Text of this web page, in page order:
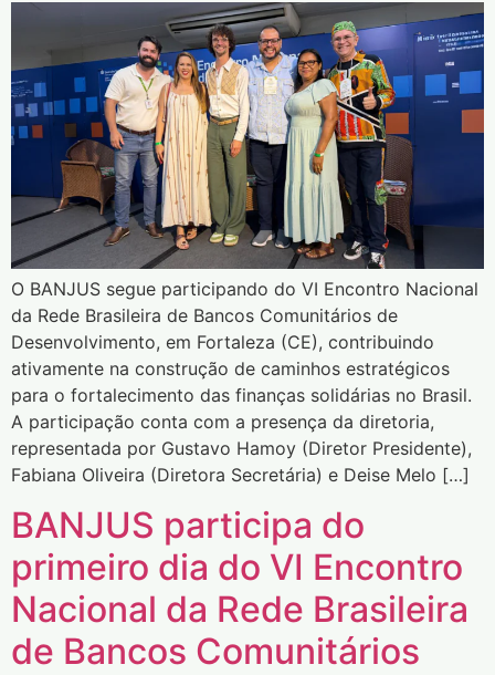
O BANJUS segue participando do VI Encontro Nacional
da Rede Brasileira de Bancos Comunitários de
Desenvolvimento, em Fortaleza (CE), contribuindo
ativamente na construção de caminhos estratégicos
para o fortalecimento das finanças solidárias no Brasil.
A participação conta com a presença da diretoria,
representada por Gustavo Hamoy (Diretor Presidente),
Fabiana Oliveira (Diretora Secretária) e Deise Melo […]
BANJUS participa do
primeiro dia do VI Encontro
Nacional da Rede Brasileira
de Bancos Comunitários